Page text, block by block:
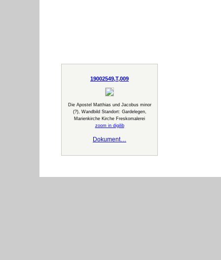
19002549,T,009
Die Apostel Matthias und Jacobus minor
(?), Wandbild Standort: Gardelegen,
Marienkirche Kirche Freskomalerei
zoom in digilib
Dokument…